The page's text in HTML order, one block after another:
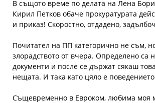
В същото време по делата на Лена
Кирил Петков обаче прокуратурата
и приказ! Скоростно, отдадено,
Почитател на ПП категорично не съм,
злорадството от вчера. Определено са
документи и после се държат сякаш
нещата. И така като цяло е
Същевременно в Евроком, любима моя